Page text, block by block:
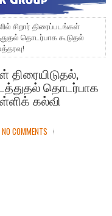
சிறார் திரைப்படங்கள்
தொடர்பாக கூடுதல்
திரையிடுதல்,
தொடர்பாக
கல்வி
NO COMMENTS